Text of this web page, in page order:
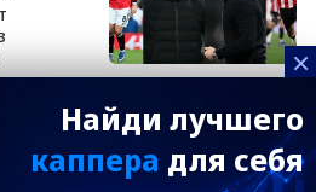
×
Найди лучшего
каппера для себя
ФК Челси